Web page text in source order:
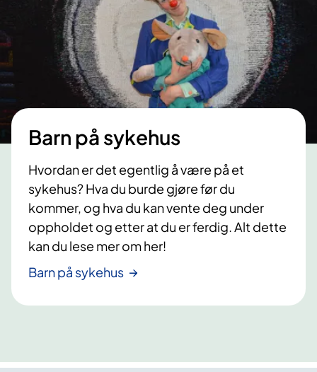
Barn på sykehus
Hvordan er det egentlig å være på et
sykehus? Hva du burde gjøre før du
kommer, og hva du kan vente deg under
oppholdet og etter at du er ferdig. Alt dette
kan du lese mer om her!
Barn på sykehus